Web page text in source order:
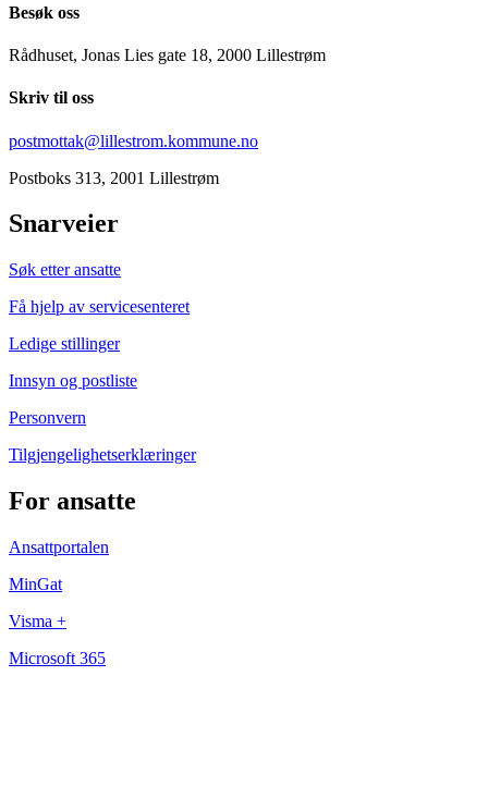
Besøk oss
Rådhuset, Jonas Lies gate 18, 2000 Lillestrøm
Skriv til oss
postmottak@lillestrom.kommune.no
Postboks 313, 2001 Lillestrøm
Snarveier
Søk etter ansatte
Få hjelp av servicesenteret
Ledige stillinger
Innsyn og postliste
Personvern
Tilgjengelighetserklæringer
For ansatte
Ansattportalen
MinGat
Visma +
Microsoft 365